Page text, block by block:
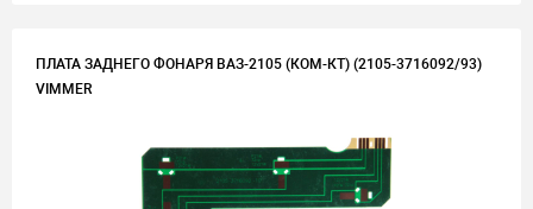
ПЛАТА ЗАДНЕГО ФОНАРЯ ВАЗ-2105 (КОМ-КТ) (2105-3716092/93)
VIMMER